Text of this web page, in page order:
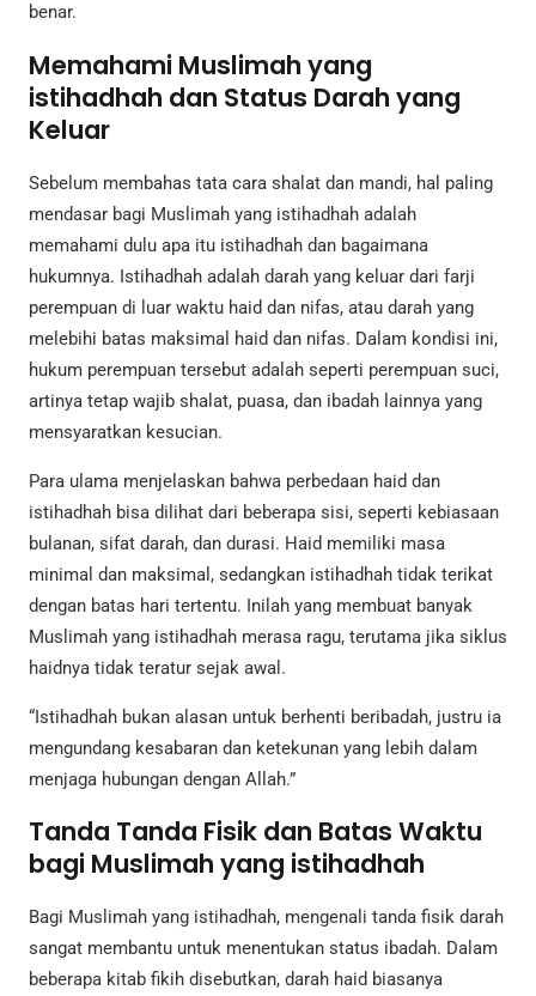
benar.
Memahami Muslimah yang
istihadhah dan Status Darah yang
Keluar
Sebelum membahas tata cara shalat dan mandi, hal paling
mendasar bagi Muslimah yang istihadhah adalah
memahami dulu apa itu istihadhah dan bagaimana
hukumnya. Istihadhah adalah darah yang keluar dari farji
perempuan di luar waktu haid dan nifas, atau darah yang
melebihi batas maksimal haid dan nifas. Dalam kondisi ini,
hukum perempuan tersebut adalah seperti perempuan suci,
artinya tetap wajib shalat, puasa, dan ibadah lainnya yang
mensyaratkan kesucian.
Para ulama menjelaskan bahwa perbedaan haid dan
istihadhah bisa dilihat dari beberapa sisi, seperti kebiasaan
bulanan, sifat darah, dan durasi. Haid memiliki masa
minimal dan maksimal, sedangkan istihadhah tidak terikat
dengan batas hari tertentu. Inilah yang membuat banyak
Muslimah yang istihadhah merasa ragu, terutama jika siklus
haidnya tidak teratur sejak awal.
“Istihadhah bukan alasan untuk berhenti beribadah, justru ia
mengundang kesabaran dan ketekunan yang lebih dalam
menjaga hubungan dengan Allah.”
Tanda Tanda Fisik dan Batas Waktu
bagi Muslimah yang istihadhah
Bagi Muslimah yang istihadhah, mengenali tanda fisik darah
sangat membantu untuk menentukan status ibadah. Dalam
beberapa kitab fikih disebutkan, darah haid biasanya